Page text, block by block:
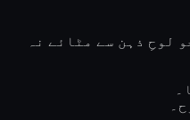
لوحِ ذہن سے مٹائے نہ